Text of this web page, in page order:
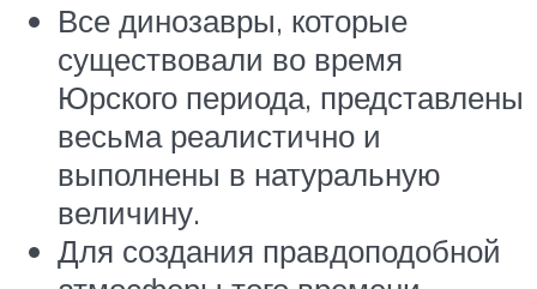
Все динозавры, которые
существовали во время
Юрского периода, представлены
весьма реалистично и
выполнены в натуральную
величину.
Для создания правдоподобной